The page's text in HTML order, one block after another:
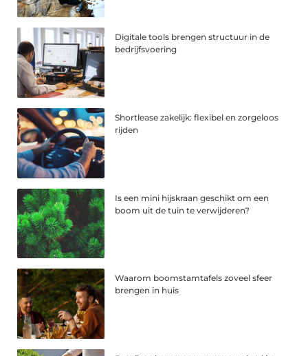
Digitale tools brengen structuur in de
bedrijfsvoering
Shortlease zakelijk: flexibel en zorgeloos
rijden
Is een mini hijskraan geschikt om een
boom uit de tuin te verwijderen?
Waarom boomstamtafels zoveel sfeer
brengen in huis